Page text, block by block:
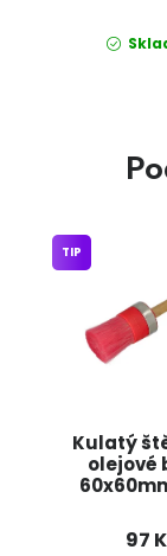
Kulatý
olejové
TIP
97